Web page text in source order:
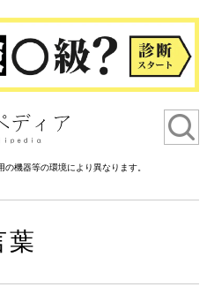
機器等の環境により異なります。
葉